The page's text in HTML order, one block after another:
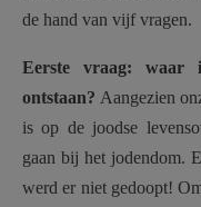
de hand van vijf vragen.
Eerste vraag: waar
ontstaan? Aangezien
is op de joodse
gaan bij het jodendom.
werd er niet gedoopt!